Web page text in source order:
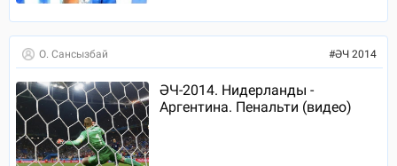
О. Сансызбай #ӘЧ 2014
ӘЧ-2014. Нидерланды -
Аргентина. Пенальти (видео)